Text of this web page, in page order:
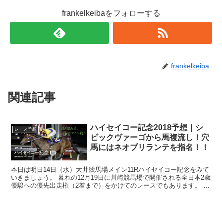
frankelkeibaをフォローする
frankelkeiba
関連記事
レース予想
ハイセイコー記念2018予想｜シ
ビックヴァーゴから馬複流し！穴
馬にはネオブリランテを指名！！
本日は明日14日（水）大井競馬場メイン11Rハイセイコー記念をみて
いきましょう。 暮れの12月19日に川崎競馬場で開催される全日本2歳
優駿への優先出走権（2着まで）をかけてのレースでもあります。 実